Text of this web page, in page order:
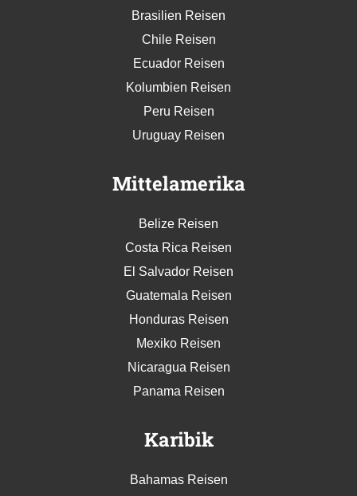
Brasilien Reisen
Chile Reisen
Ecuador Reisen
Kolumbien Reisen
Peru Reisen
Uruguay Reisen
Mittelamerika
Belize Reisen
Costa Rica Reisen
El Salvador Reisen
Guatemala Reisen
Honduras Reisen
Mexiko Reisen
Nicaragua Reisen
Panama Reisen
Karibik
Bahamas Reisen